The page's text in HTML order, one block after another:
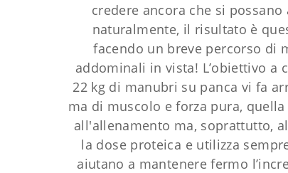
credere ancora che si
naturalmente, il risultato è
facendo un breve percorso di
addominali in vista! L’obiettivo a
22 kg di manubri su panca vi fa
ma di muscolo e forza pura,
all'allenamento ma, soprattutto,
la dose proteica e utilizza
aiutano a mantenere fermo